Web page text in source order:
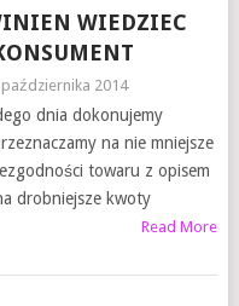
WIEDZIEC
października 2014
dnia dokonujemy
na nie mniejsze
towaru z opisem
drobniejsze kwoty
Read More